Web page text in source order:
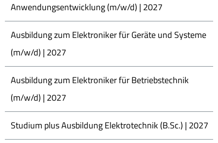
Anwendungsentwicklung (m/w/d) | 2027
Ausbildung zum Elektroniker für Geräte und Systeme
(m/w/d) | 2027
Ausbildung zum Elektroniker für Betriebstechnik
(m/w/d) | 2027
Studium plus Ausbildung Elektrotechnik (B.Sc.) | 2027